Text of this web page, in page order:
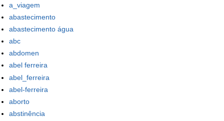
a_viagem
abastecimento
abastecimento água
abc
abdomen
abel ferreira
abel_ferreira
abel-ferreira
aborto
abstinência